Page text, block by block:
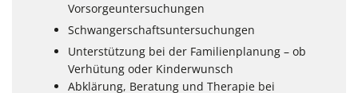
Vorsorgeuntersuchungen
Schwangerschaftsuntersuchungen
Unterstützung bei der Familienplanung – ob
Verhütung oder Kinderwunsch
Abklärung, Beratung und Therapie bei